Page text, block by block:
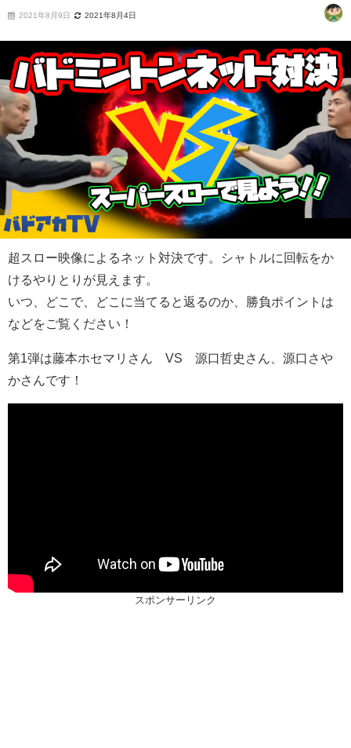
2021年8月9日 2021年8月4日
超スロー映像によるネット対決です。シャトルに回転をか
けるやりとりが見えます。
いつ、どこで、どこに当てると返るのか、勝負ポイントは
などをご覧ください！
第1弾は藤本ホセマリさん VS 源口哲史さん、源口さや
かさんです！
スポンサーリンク